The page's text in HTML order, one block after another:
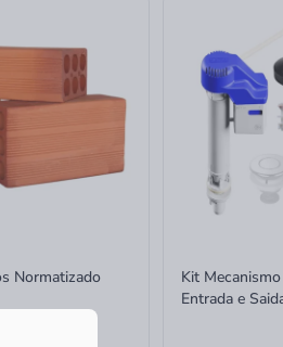
Normatizado
Kit
Entrada e